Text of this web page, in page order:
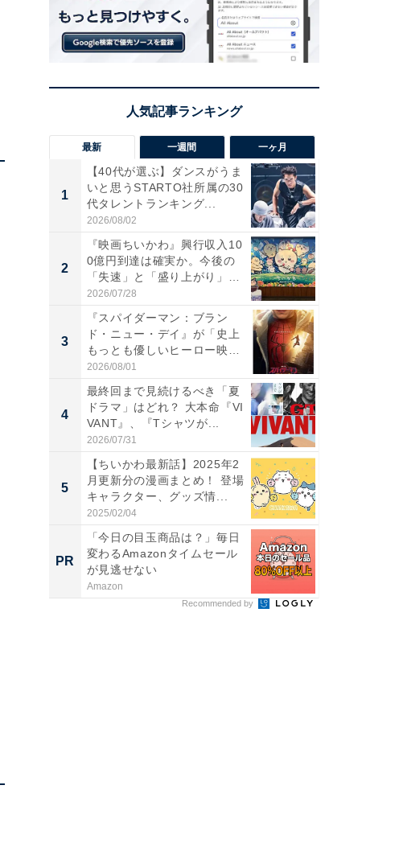
最新 一週間 一ヶ月
1
【40代が選ぶ】ダンスがうま
いと思うSTARTO社所属の30
代タレントランキング...
2026/08/02
2
『映画ちいかわ』興行収入10
0億円到達は確実か。今後の
「失速」と「盛り上がり」
が...
2026/07/28
3
『スパイダーマン：ブラン
ド・ニュー・デイ』が「史上
もっとも優しいヒーロー映
画」に...
2026/08/01
4
最終回まで見続けるべき「夏
ドラマ」はどれ？ 大本命『VI
VANT』、『Tシャツが...
2026/07/31
5
【ちいかわ最新話】2025年2
月更新分の漫画まとめ！ 登場
キャラクター、グッズ情...
2025/02/04
PR
「今日の目玉商品は？」毎日
変わるAmazonタイムセール
が見逃せない
Amazon
Recommended by